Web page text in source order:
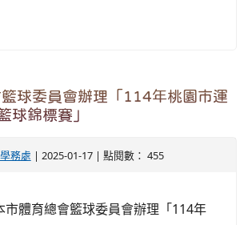
球委員會辦理「114年桃園市運
球錦標賽」
學務處 | 2025-01-17 | 點閱數： 455
市體育總會籃球委員會辦理「114年